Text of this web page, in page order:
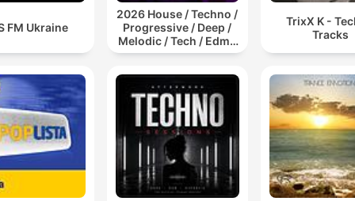
FM Ukraine
2026 House / Techno /
Progressive / Deep /
Melodic / Tech / Edm /
Afro / ibiza DJ Mix /
Electronic Dance Musi
TrixX K -
Tracks